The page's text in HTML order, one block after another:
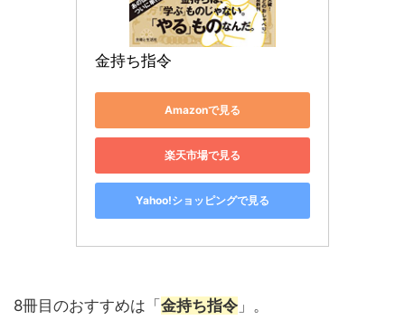
金持ち指令
Amazonで見る
楽天市場で見る
Yahoo!ショッピングで見る
8冊目のおすすめは「金持ち指令 」。